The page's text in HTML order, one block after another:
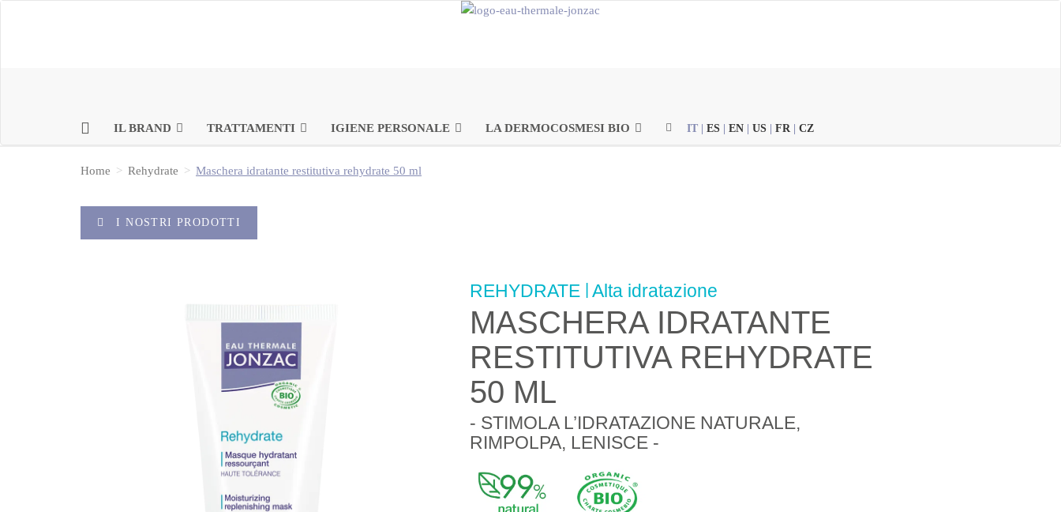
IL BRAND TRATTAMENTI IGIENE PERSONALE LA DERMOCOSMESI BIO IT ES EN US FR CZ
Home Rehydrate Maschera idratante restitutiva rehydrate 50 ml
I NOSTRI PRODOTTI
REHYDRATE Alta idratazione
MASCHERA IDRATANTE
RESTITUTIVA REHYDRATE
50 ML
- STIMOLA L’IDRATAZIONE NATURALE,
RIMPOLPA, LENISCE -